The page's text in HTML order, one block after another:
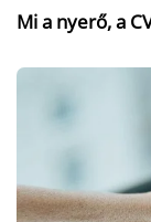
Mi a nyerő, a